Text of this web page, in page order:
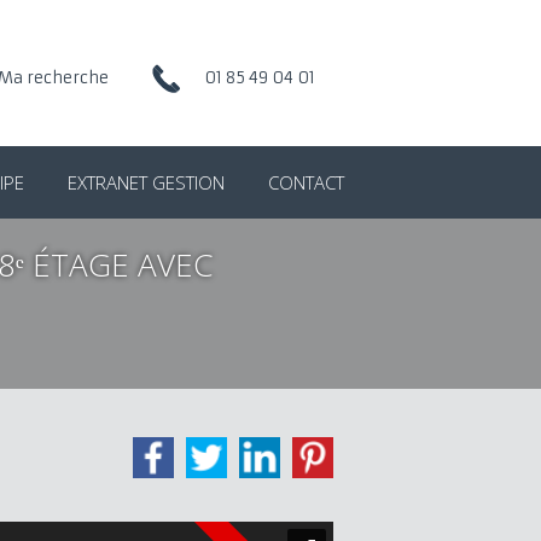
01 85 49 04 01
recherche
EXTRANET GESTION CONTACT
ÉTAGE AVEC